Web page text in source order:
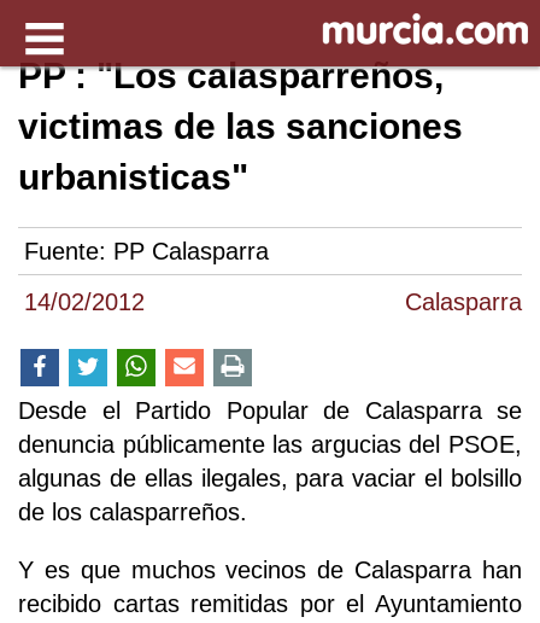
14/02/2012 Calasparra
PP : "Los calasparreños,
victimas de las sanciones
urbanisticas"
Fuente: PP Calasparra
Desde el Partido Popular de Calasparra se
denuncia públicamente las argucias del PSOE,
algunas de ellas ilegales, para vaciar el bolsillo
de los calasparreños.
Y es que muchos vecinos de Calasparra han
recibido cartas remitidas por el Ayuntamiento